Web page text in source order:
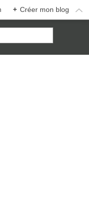
+ Créer mon blog